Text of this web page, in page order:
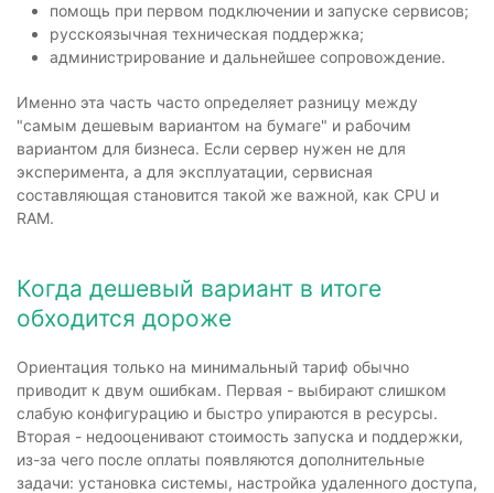
помощь при первом подключении и запуске сервисов;
русскоязычная техническая поддержка;
администрирование и дальнейшее сопровождение.
Именно эта часть часто определяет разницу между
"самым дешевым вариантом на бумаге" и рабочим
вариантом для бизнеса. Если сервер нужен не для
эксперимента, а для эксплуатации, сервисная
составляющая становится такой же важной, как CPU и
RAM.
Когда дешевый вариант в итоге
обходится дороже
Ориентация только на минимальный тариф обычно
приводит к двум ошибкам. Первая - выбирают слишком
слабую конфигурацию и быстро упираются в ресурсы.
Вторая - недооценивают стоимость запуска и поддержки,
из-за чего после оплаты появляются дополнительные
задачи: установка системы, настройка удаленного доступа,